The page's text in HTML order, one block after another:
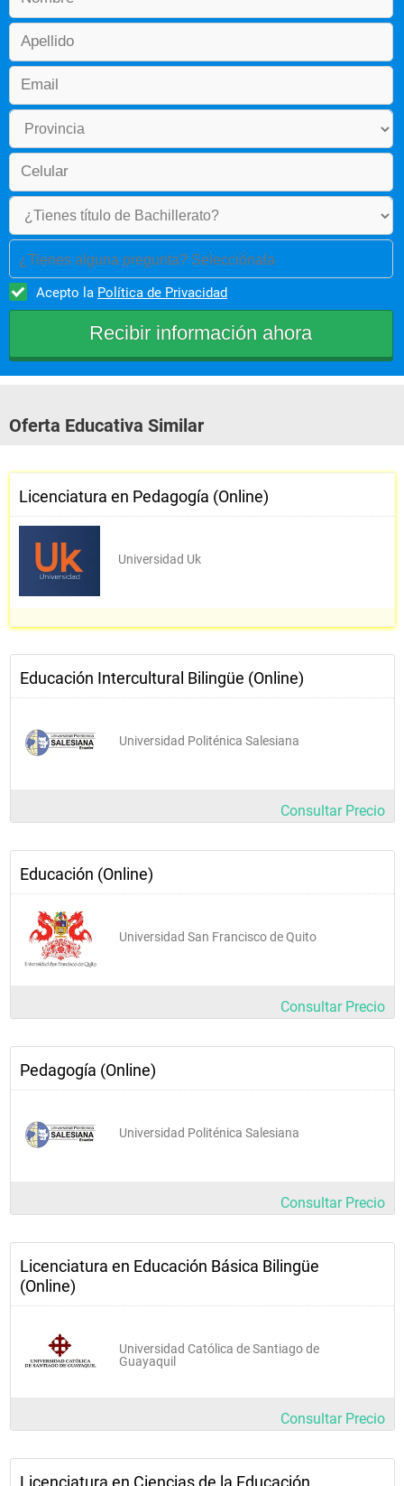
¿Tienes alguna pregunta? Selecciónala
Acepto la Política de Privacidad
Oferta Educativa Similar
Licenciatura en Pedagogía (Online)
Universidad Uk
Educación Intercultural Bilingüe (Online)
Universidad Politénica Salesiana
Consultar Precio
Educación (Online)
Universidad San Francisco de Quito
Consultar Precio
Pedagogía (Online)
Universidad Politénica Salesiana
Consultar Precio
Licenciatura en Educación Básica Bilingüe
(Online)
Universidad Católica de Santiago de
Guayaquil
Consultar Precio
Licenciatura en Ciencias de la Educación